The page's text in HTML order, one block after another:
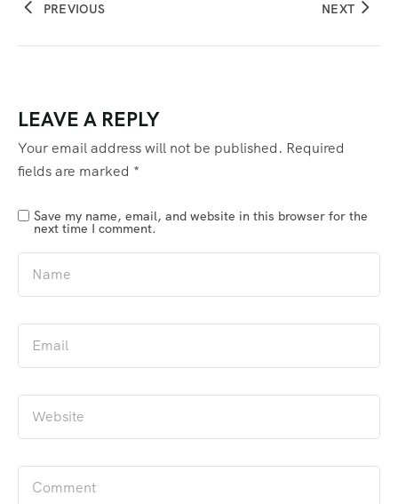
PREVIOUS NEXT
LEAVE A REPLY
Your email address will not be published. Required
fields are marked *
Save my name, email, and website in this browser for the
next time I comment.